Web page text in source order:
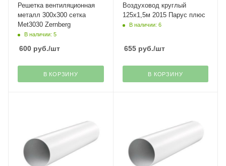
Решетка вентиляционная
металл 300х300 сетка
Met3030 Zernberg
В наличии: 5
600 руб./шт
В КОРЗИНУ
Воздуховод круглый
125х1,5м 2015 Парус плюс
В наличии: 6
655руб./шт
В КОРЗИНУ